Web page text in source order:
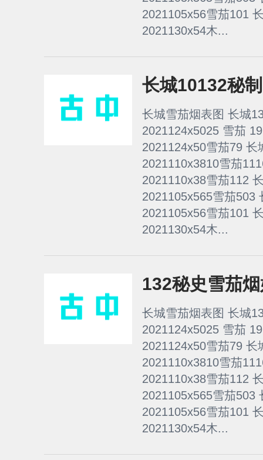
2021105x56雪茄101
2021130x54木...
长城10132秘
长城雪茄烟表图 长城
2021124x5025 雪茄
2021124x50雪茄79 长
2021110x3810雪茄
2021110x38雪茄112
2021105x565雪茄503
2021105x56雪茄101
2021130x54木...
132秘史雪茄
长城雪茄烟表图 长城
2021124x5025 雪茄
2021124x50雪茄79 长
2021110x3810雪茄
2021110x38雪茄112
2021105x565雪茄503
2021105x56雪茄101
2021130x54木...